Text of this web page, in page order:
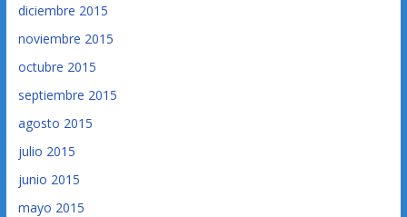
diciembre 2015
noviembre 2015
octubre 2015
septiembre 2015
agosto 2015
julio 2015
junio 2015
mayo 2015